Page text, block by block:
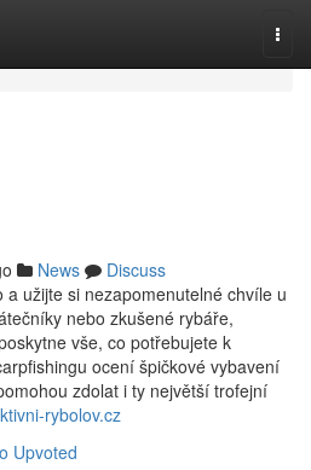
News
Discuss
užijte si nezapomenutelné chvíle u
nebo zkušené rybáře,
vše, co potřebujete k
ocení špičkové vybavení
zdolat i ty největší trofejní
rybolov.cz
Upvoted